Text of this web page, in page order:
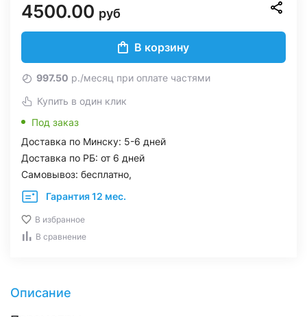
4500.00 руб
В корзину
997.50 р./месяц при оплате частями
Купить в один клик
Под заказ
Доставка по Минску: 5-6 дней
Доставка по РБ: от 6 дней
Самовывоз: бесплатно,
Гарантия 12 мес.
В избранное
В сравнение
Описание